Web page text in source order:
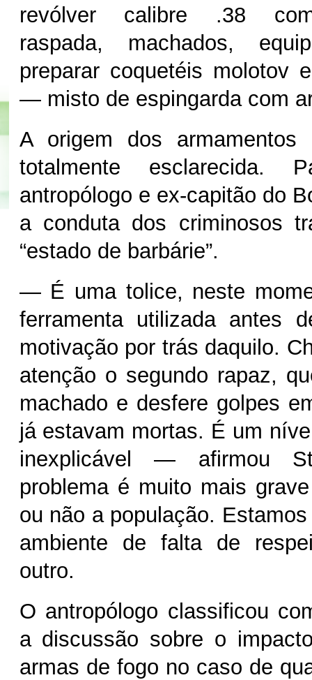
revólver calibre .38
raspada, machados,
preparar coquetéis molotov
— misto de espingarda com
A origem dos
totalmente esclarecida.
antropólogo e ex-capitão do
a conduta dos criminosos
“estado de barbárie”.
— É uma tolice, neste
ferramenta utilizada antes
motivação por trás daquilo.
atenção o segundo rapaz,
machado e desfere golpes
já estavam mortas. É um
inexplicável — afirmou
problema é muito mais
ou não a população.
ambiente de falta de
outro.
O antropólogo classificou
a discussão sobre o
armas de fogo no caso de